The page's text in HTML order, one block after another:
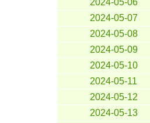
2024-05-06
2024-05-07
2024-05-08
2024-05-09
2024-05-10
2024-05-11
2024-05-12
2024-05-13